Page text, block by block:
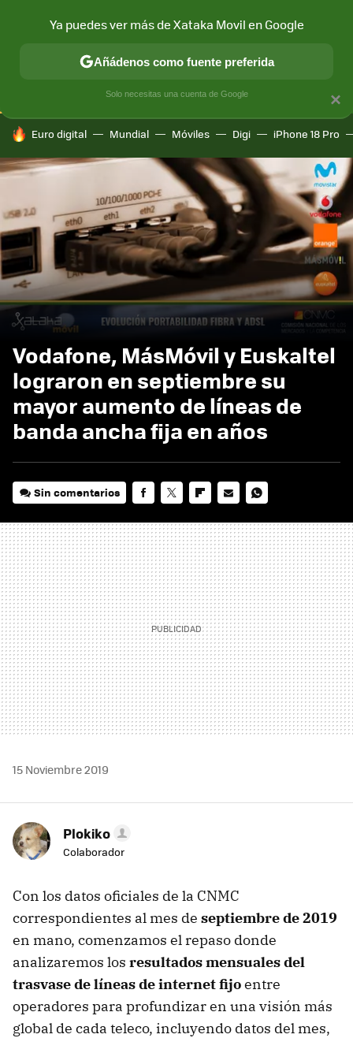
CONECTIVIDAD MÓVIL Y SOCIEDAD APLICACIONES
HOY SE HABLA DE
Euro digital Mundial Móviles Digi iPhone 18 Pro
Vodafone, MásMóvil y Euskaltel
lograron en septiembre su
mayor aumento de líneas de
banda ancha fija en años
Sin comentarios
MAIL
15 Noviembre 2019
Plokiko
Colaborador
Con los datos oficiales de la CNMC
correspondientes al mes de septiembre de 2019
en mano, comenzamos el repaso donde
analizaremos los resultados mensuales del
trasvase de líneas de internet fijoentre
operadores para profundizar en una visión más
global de cada teleco, incluyendo datos del mes,
×
Ya puedes ver más de Xataka Movil en Google
Añádenos como fuente preferida
Solo necesitas una cuenta de Google